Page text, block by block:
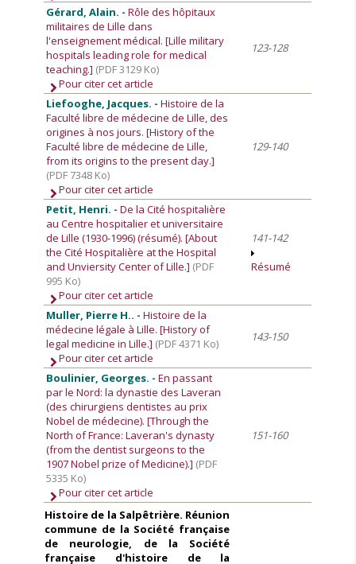
Gérard, Alain. -Rôle des hôpitaux
militaires de Lille dans
l'enseignement médical. [Lille military
hospitals leading role for medical
teaching.] (PDF 3129 Ko)
Pour citer cet article
123-128
Liefooghe, Jacques. -Histoire de la
Faculté libre de médecine de Lille, des
origines à nos jours. [History of the
Faculté libre de médecine de Lille,
from its origins to the present day.]
(PDF 7348 Ko)
Pour citer cet article
129-140
Petit, Henri. -De la Cité hospitalière
au Centre hospitalier et universitaire
de Lille (1930-1996) (résumé). [About
the Cité Hospitalière at the Hospital
and Unviersity Center of Lille.] (PDF
995 Ko)
Pour citer cet article
141-142
Résumé
Muller, Pierre H.. -Histoire de la
médecine légale à Lille. [History of
legal medicine in Lille.] (PDF 4371 Ko)
Pour citer cet article
143-150
Boulinier, Georges. -En passant
par le Nord: la dynastie des Laveran
(des chirurgiens dentistes au prix
Nobel de médecine). [Through the
North of France: Laveran's dynasty
(from the dentist surgeons to the
1907 Nobel prize of Medicine).] (PDF
5335 Ko)
Pour citer cet article
151-160
Histoire de la Salpêtrière. Réunion
commune de la Société française
de neurologie, de la Société
française d'histoire de la